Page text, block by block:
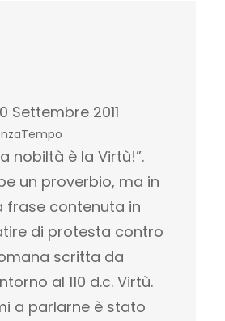
Settembre 2011
nobiltà è la Virtù!”.
un proverbio, ma in
frase contenuta in
di protesta contro
scritta da
al 110 d.c. Virtù.
a parlarne è stato